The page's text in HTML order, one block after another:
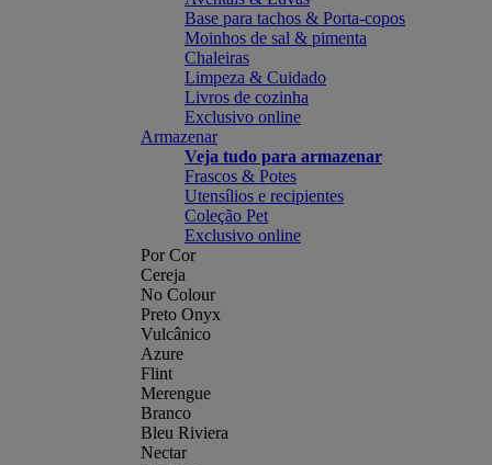
Base para tachos & Porta-copos
Moinhos de sal & pimenta
Chaleiras
Limpeza & Cuidado
Livros de cozinha
Exclusivo online
Armazenar
Veja tudo para armazenar
Frascos & Potes
Utensílios e recipientes
Coleção Pet
Exclusivo online
Por Cor
Cereja
No Colour
Preto Onyx
Vulcânico
Azure
Flint
Merengue
Branco
Bleu Riviera
Nectar